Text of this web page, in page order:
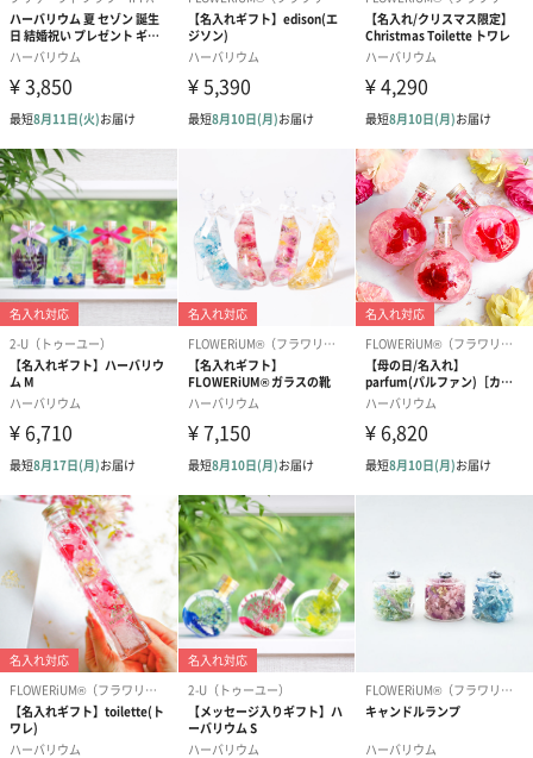
2017年に「花を味方に」をブランドメッセージに誕生した、舞い
上がる花びらのようにひとりひとりの飛躍を願うお花のプロダク
トブランドです。ハーバリウムを中心に、お花にまつわるインテ
を提案しています。手にとったひとの人生が、すこし上向きにな
りますように。
商品詳細情報
原材料
・素材：ガラス
・内容物：花材、シリコンオイル（非危険物）
本体サイズ
幅62mm×奥行52mm×高さ179mm
本体重量
パッケージ外
装
直方体化粧箱
パッケージ外
装サイズ
幅80mm×奥行82mm×高さ225mm
パッケージ全
体重量
約517g
パッケージ内
同梱物
リーフレット（注意書）
保存方法
・天然草花を使用しているため、紫外線や熱、酸化等
の原因で自然退色する場合がございます。